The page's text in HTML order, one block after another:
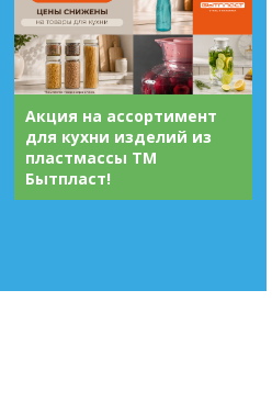
Акция на ассортимент
для кухни изделий из
пластмассы ТМ
Бытпласт!